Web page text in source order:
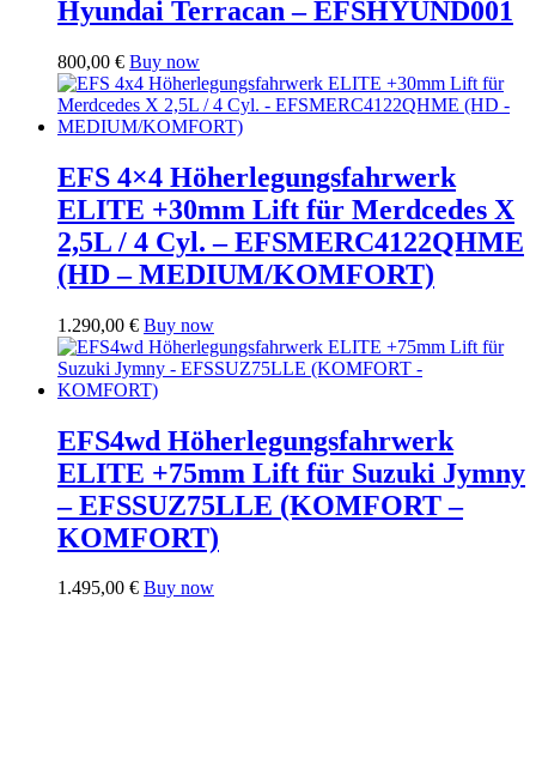
Hyundai Terracan – EFSHYUND001
800,00 € Buy now
EFS 4×4 Höherlegungsfahrwerk
ELITE +30mm Lift für Merdcedes X
2,5L / 4 Cyl. – EFSMERC4122QHME
(HD – MEDIUM/KOMFORT)
1.290,00 € Buy now
EFS4wd Höherlegungsfahrwerk
ELITE +75mm Lift für Suzuki Jymny
– EFSSUZ75LLE (KOMFORT –
KOMFORT)
1.495,00 € Buy now